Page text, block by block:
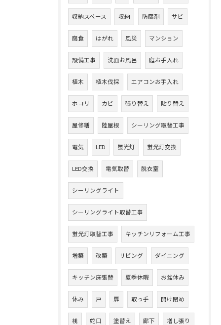
収納スペース 収納 防腐剤 サビ
腐食 はがれ 風災 マンション
設備工事 洗面お風呂 庭お手入れ
植木 植木伐採 エアコンお手入れ
ホコリ カビ 張り替え 貼り替え
屋修繕 陸屋根 シーリング取替工事
電気 LED 蛍光灯 蛍光灯交換
LED交換 電気取替 脱衣室
シーリングライト
シーリングライト取替工事
蛍光灯取替工事 キッチンリフォーム工事
増築 改築 リビング ダイニング
キッチン床張替 夏季休暇 お盆休み
休み 戸 扉 取っ手 開け閉め
桟 蛇口 塗替え 廊下 増し張り